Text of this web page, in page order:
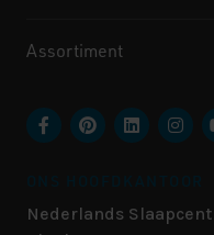
Assortiment
Nederlands